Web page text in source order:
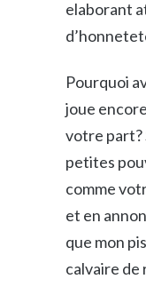
elaborant
Pourquoi
joue
votre part?
petites
comme
et en
que mon
calvaire
Company
By submitting this
from: The Wholesaler
90266, US, http://
consent to receive